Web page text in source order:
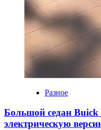
Разное
Большой седан Buick
электрическую